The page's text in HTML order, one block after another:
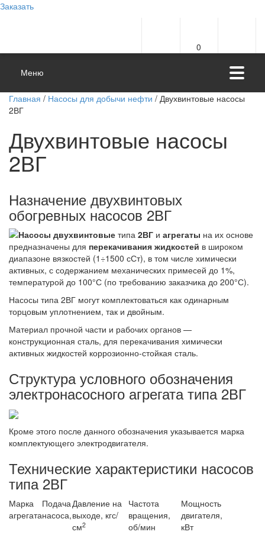
Заказать
0
Меню
Главная / Насосы для добычи нефти / Двухвинтовые насосы
2ВГ
Двухвинтовые насосы
2ВГ
Назначение двухвинтовых
обогревных насосов 2ВГ
Насосы двухвинтовые типа 2ВГ и агрегаты на их основе
предназначены для перекачивания жидкостей в широком
диапазоне вязкостей (1÷1500 сСт), в том числе химически
активных, с содержанием механических примесей до 1%,
температурой до 100°С (по требованию заказчика до 200°С).
Насосы типа 2ВГ могут комплектоваться как одинарным
торцовым уплотнением, так и двойным.
Материал прочной части и рабочих органов —
конструкционная сталь, для перекачивания химически
активных жидкостей коррозионно-стойкая сталь.
Структура условного обозначения
электронасосного агрегата типа 2ВГ
Кроме этого после данного обозначения указывается марка
комплектующего электродвигателя.
Технические характеристики насосов
типа 2ВГ
Марка
агрегата
Подача
насоса,
Давление на
выходе, кгс/
см2
Частота
вращения,
об/мин
Мощность
двигателя,
кВт